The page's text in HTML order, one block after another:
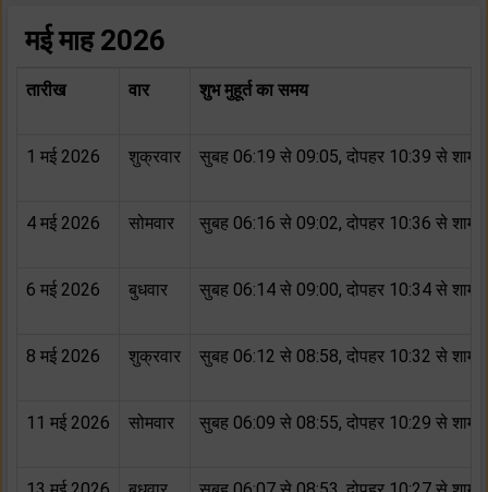
मई माह 2026
तारीख वार शुभ मुहूर्त का समय
1 मई 2026 शुक्रवार सुबह 06:19 से 09:05, दोपहर 10:39 से शाम
4 मई 2026 सोमवार सुबह 06:16 से 09:02, दोपहर 10:36 से शाम
6 मई 2026 बुधवार सुबह 06:14 से 09:00, दोपहर 10:34 से शाम
8 मई 2026 शुक्रवार सुबह 06:12 से 08:58, दोपहर 10:32 से शाम
11 मई 2026 सोमवार सुबह 06:09 से 08:55, दोपहर 10:29 से शाम